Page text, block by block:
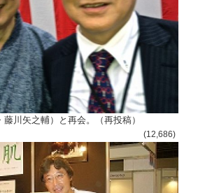
川矢之輔）と再会。（再投稿）
(12,686)